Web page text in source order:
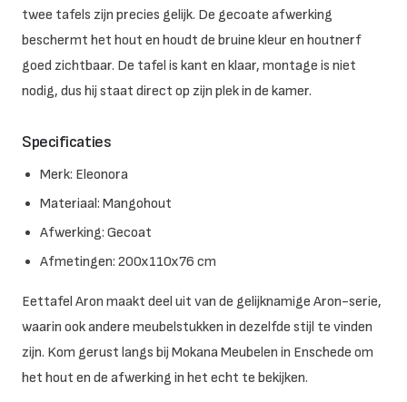
twee tafels zijn precies gelijk. De gecoate afwerking
beschermt het hout en houdt de bruine kleur en houtnerf
goed zichtbaar. De tafel is kant en klaar, montage is niet
nodig, dus hij staat direct op zijn plek in de kamer.
Specificaties
Merk: Eleonora
Materiaal: Mangohout
Afwerking: Gecoat
Afmetingen: 200x110x76 cm
Eettafel Aron maakt deel uit van de gelijknamige Aron-serie,
waarin ook andere meubelstukken in dezelfde stijl te vinden
zijn. Kom gerust langs bij Mokana Meubelen in Enschede om
het hout en de afwerking in het echt te bekijken.